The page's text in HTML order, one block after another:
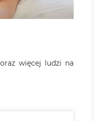
więcej ludzi na